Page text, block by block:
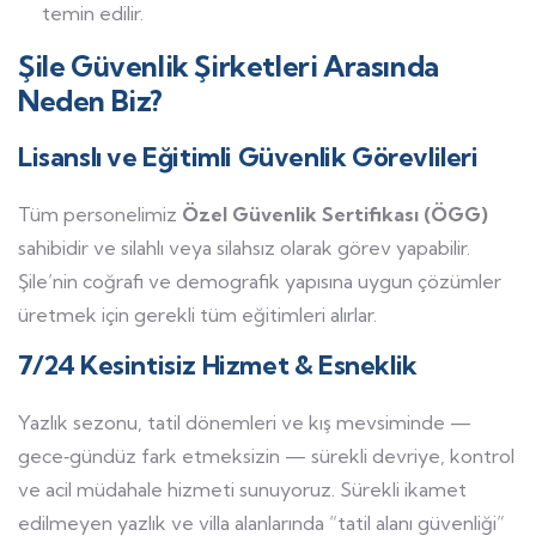
temin edilir.
Şile Güvenlik Şirketleri Arasında
Neden Biz?
Lisanslı ve Eğitimli Güvenlik Görevlileri
Tüm personelimiz Özel Güvenlik Sertifikası (ÖGG)
sahibidir ve silahlı veya silahsız olarak görev yapabilir.
Şile’nin coğrafi ve demografik yapısına uygun çözümler
üretmek için gerekli tüm eğitimleri alırlar.
7/24 Kesintisiz Hizmet & Esneklik
Yazlık sezonu, tatil dönemleri ve kış mevsiminde —
gece‑gündüz fark etmeksizin — sürekli devriye, kontrol
ve acil müdahale hizmeti sunuyoruz. Sürekli ikamet
edilmeyen yazlık ve villa alanlarında “tatil alanı güvenliği”